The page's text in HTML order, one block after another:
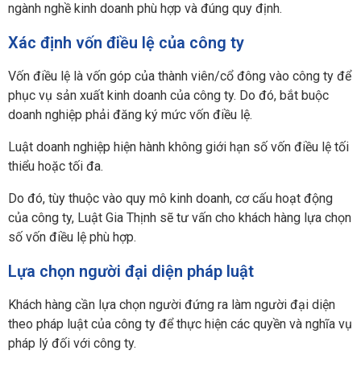
ngành nghề kinh doanh phù hợp và đúng quy định.
Xác định vốn điều lệ của công ty
Vốn điều lệ là vốn góp của thành viên/cổ đông vào công ty để
phục vụ sản xuất kinh doanh của công ty. Do đó, bắt buộc
doanh nghiệp phải đăng ký mức vốn điều lệ.
Luật doanh nghiệp hiện hành không giới hạn số vốn điều lệ tối
thiểu hoặc tối đa.
Do đó, tùy thuộc vào quy mô kinh doanh, cơ cấu hoạt động
của công ty, Luật Gia Thịnh sẽ tư vấn cho khách hàng lựa chọn
số vốn điều lệ phù hợp.
Lựa chọn người đại diện pháp luật
Khách hàng cần lựa chọn người đứng ra làm người đại diện
theo pháp luật của công ty để thực hiện các quyền và nghĩa vụ
pháp lý đối với công ty.